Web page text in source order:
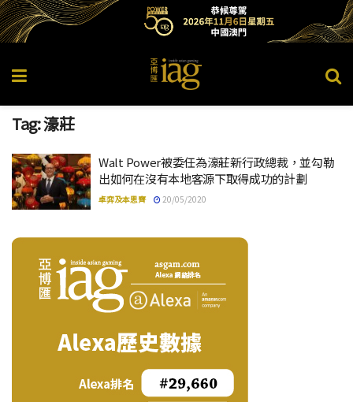
Tag:濠莊
Walt Power被委任為濠莊新行政總裁，並勾勒
出如何在沒有本地客源下取得成功的計劃
卓弈及本思齊 20/05/2020